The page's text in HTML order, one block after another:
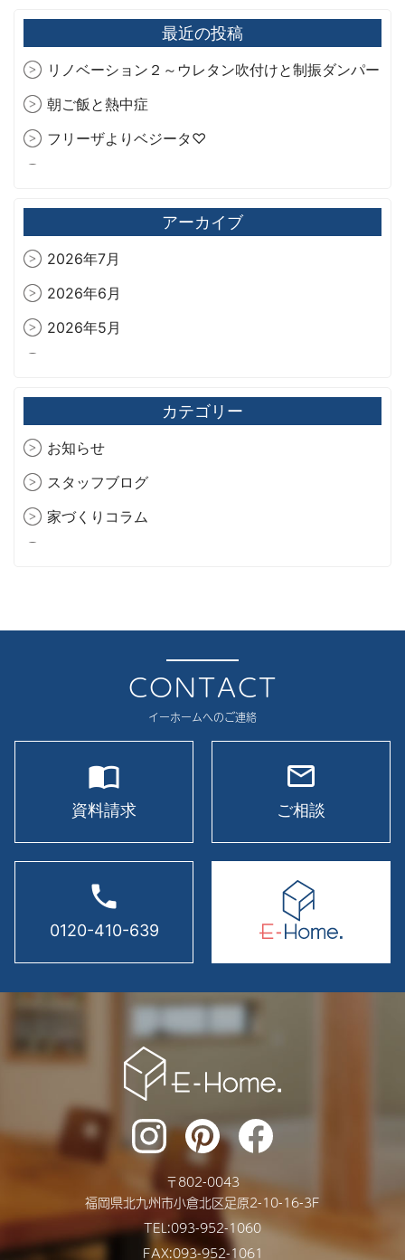
最近の投稿
リノベーション２～ウレタン吹付けと制振ダンパー
朝ご飯と熱中症
フリーザよりベジータ♡
旧藏内邸
アーカイブ
2026年7月
2026年6月
2026年5月
2026年3月
2026年2月
2025年8月
2025年5月
2025年4月
2025年3月
2025年2月
2024年12月
2024年6月
2024年3月
カテゴリー
お知らせ
スタッフブログ
家づくりコラム
CONTACT
イーホームへのご連絡
import_contacts
資料請求
mail_outline
ご相談
phone
0120-410-639
〒802-0043
福岡県北九州市小倉北区足原2-10-16-3F
TEL:093-952-1060
FAX:093-952-1061